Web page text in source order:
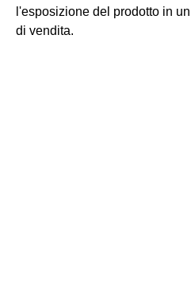
l'esposizione del prodotto in
di vendita.